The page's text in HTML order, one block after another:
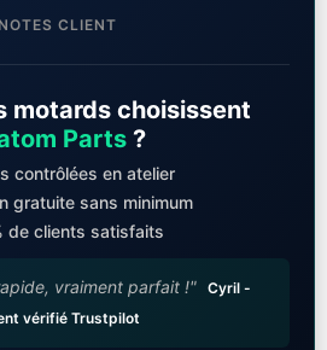
NOTES CLIENT
motards choisissent
Parts?
contrôlées en atelier
gratuite sans minimum
de clients satisfaits
vraiment parfait !" Cyril -
vérifié Trustpilot